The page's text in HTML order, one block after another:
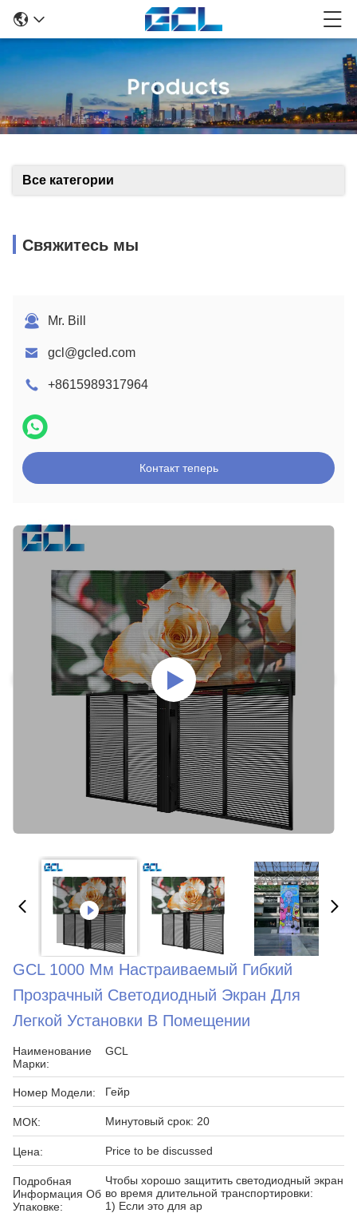
Все категории
Свяжитесь мы
Mr. Bill
gcl@gcled.com
+8615989317964
Контакт теперь
GCL 1000 Мм Настраиваемый Гибкий
Прозрачный Светодиодный Экран Для
Легкой Установки В Помещении
Наименование
Марки:
GCL
Номер Модели: Гейр
МОК: Минутовый срок: 20
Цена: Price to be discussed
Подробная
Информация Об
Упаковке:
Чтобы хорошо защитить светодиодный экран
во время длительной транспортировки:
1) Если это для ар